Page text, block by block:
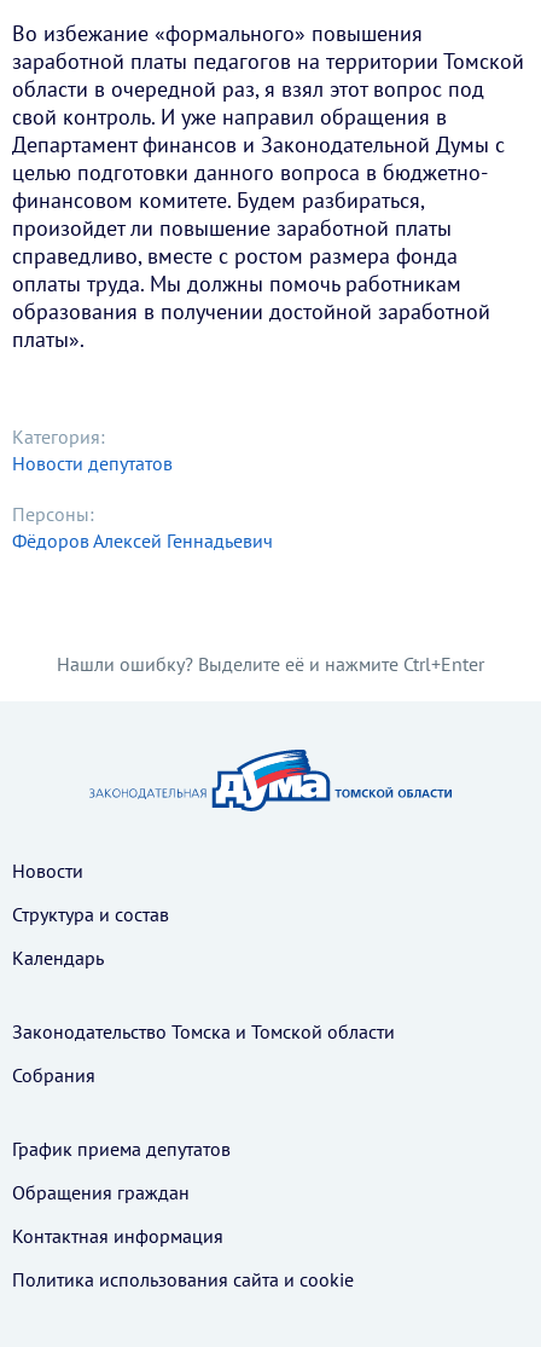
Во избежание «формального» повышения
заработной платы педагогов на территории Томской
области в очередной раз, я взял этот вопрос под
свой контроль. И уже направил обращения в
Департамент финансов и Законодательной Думы с
целью подготовки данного вопроса в бюджетно-
финансовом комитете. Будем разбираться,
произойдет ли повышение заработной платы
справедливо, вместе с ростом размера фонда
оплаты труда. Мы должны помочь работникам
образования в получении достойной заработной
платы».
Категория:
Новости депутатов
Персоны:
Фёдоров Алексей Геннадьевич
Нашли ошибку? Выделите её и нажмите Ctrl+Enter
Новости
Структура и состав
Календарь
Законодательство Томска и Томской области
Собрания
График приема депутатов
Обращения граждан
Контактная информация
Политика использования cайта и cookie